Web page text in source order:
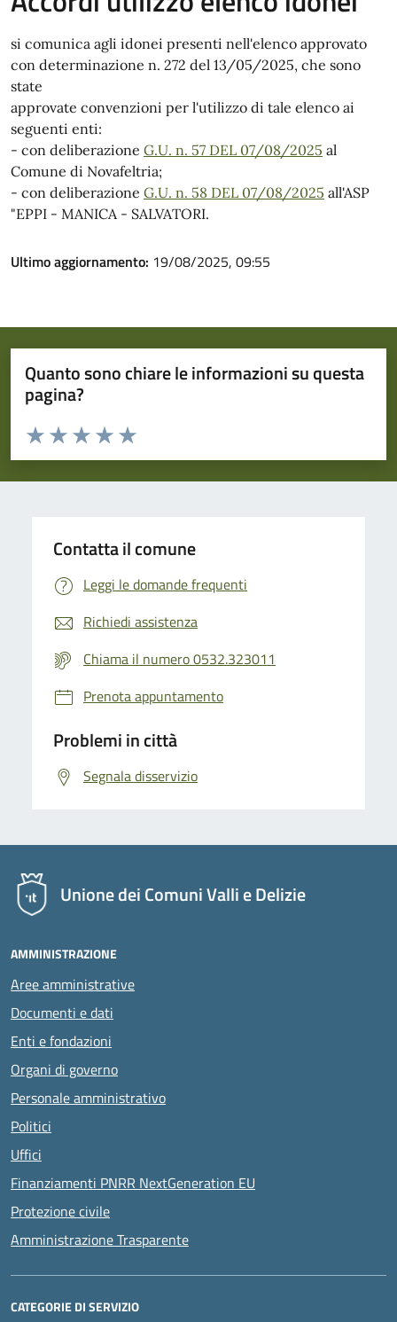
si comunica agli idonei presenti nell'elenco approvato
con determinazione n. 272 del 13/05/2025, che sono
state
approvate convenzioni per l'utilizzo di tale elenco ai
seguenti enti:
- con deliberazione G.U. n. 57 DEL 07/08/2025 al
Comune di Novafeltria;
- con deliberazione G.U. n. 58 DEL 07/08/2025 all'ASP
"EPPI - MANICA - SALVATORI.
Ultimo aggiornamento: 19/08/2025, 09:55
Quanto sono chiare le informazioni su questa
pagina?
Valuta da 1 a 5 stelle la pagina
Valuta 5 stelle su 5
Valuta 4 stelle su 5
Valuta 3 stelle su 5
Valuta 2 stelle su 5
Valuta 1 stelle su 5
Contatta il comune
Leggi le domande frequenti
Richiedi assistenza
Chiama il numero 0532.323011
Prenota appuntamento
Problemi in città
Segnala disservizio
Unione dei Comuni Valli e Delizie
AMMINISTRAZIONE
Aree amministrative
Documenti e dati
Enti e fondazioni
Organi di governo
Personale amministrativo
Politici
Uffici
Finanziamenti PNRR NextGeneration EU
Protezione civile
Amministrazione Trasparente
CATEGORIE DI SERVIZIO